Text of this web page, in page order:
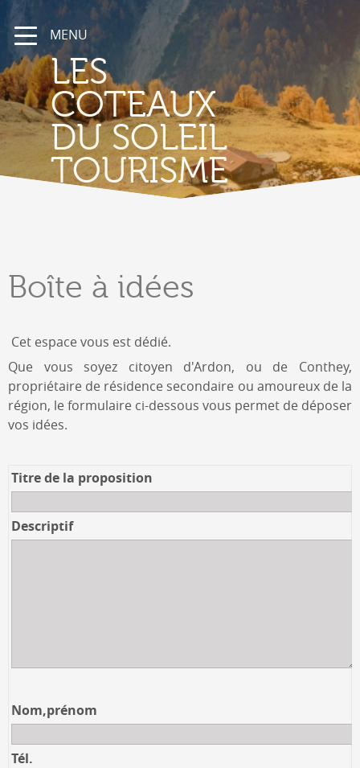
MENU
LES
COTEAUX
DU SOLEIL
TOURISME
Boîte à idées
Cet espace vous est dédié.
Que vous soyez citoyen d'Ardon, ou de Conthey,
propriétaire de résidence secondaire ou amoureux de la
région, le formulaire ci-dessous vous permet de déposer
vos idées.
Titre de la proposition
Descriptif
Nom,prénom
Tél.